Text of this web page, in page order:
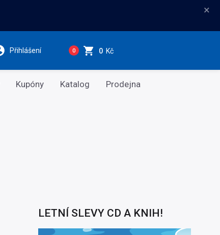
×
Přihlášení 0 0 Kč
Kupóny Katalog Prodejna
LETNÍ SLEVY CD A KNIH!